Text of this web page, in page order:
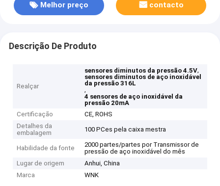
Melhor preço contacto
Descrição De Produto
Realçar
sensores diminutos da pressão 4.5V,
sensores diminutos de aço inoxidável
da pressão 316L
,
4 sensores de aço inoxidável da
pressão 20mA
Certificação
CE, ROHS
Detalhes da
embalagem
100 PCes pela caixa mestra
Habilidade da fonte
2000 partes/partes por Transmissor de
pressão de aço inoxidável do mês
Lugar de origem
Anhui, China
Marca
WNK